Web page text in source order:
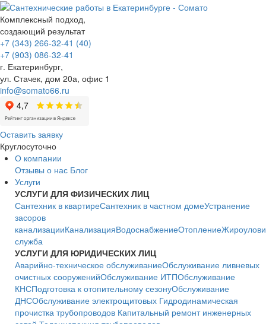
Комплексный подход,
создающий результат
+7 (343) 266-32-41 (40)
+7 (903) 086-32-41
г. Екатеринбург,
ул. Стачек, дом 20а, офис 1
info@somato66.ru
Оставить заявку
Круглосуточно
О компании
Отзывы о нас Блог
Услуги
УСЛУГИ ДЛЯ ФИЗИЧЕСКИХ ЛИЦ
Сантехник в квартиреСантехник в частном домеУстранение
засоров
канализацииКанализацияВодоснабжениеОтопление
служба
УСЛУГИ ДЛЯ ЮРИДИЧЕСКИХ ЛИЦ
Аварийно-техническое обслуживаниеОбслуживание ливневых
очистных сооруженийОбслуживание ИТПОбслуживание
КНСПодготовка к отопительному сезонуОбслуживание
ДНСОбслуживание электрощитовых Гидродинамическая
прочистка трубопроводов Капитальный ремонт инженерных